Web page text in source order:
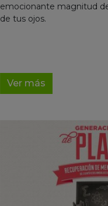
emocionante magnitud
de tus ojos.
Ver más